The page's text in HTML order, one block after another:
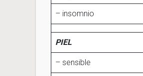
– insomnio
PIEL
– sensible